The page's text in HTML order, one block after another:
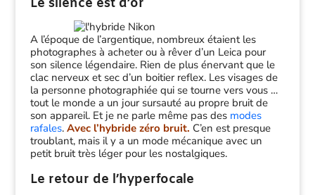
Le silence est d’or
A l’époque de l’argentique, nombreux étaient les
photographes à acheter ou à rêver d’un Leica pour
son silence légendaire. Rien de plus énervant que le
clac nerveux et sec d’un boitier reflex. Les visages de
la personne photographiée qui se tourne vers vous …
tout le monde a un jour sursauté au propre bruit de
son appareil. Et je ne parle même pas des modes
rafales. Avec l’hybride zéro bruit. C’en est presque
troublant, mais il y a un mode mécanique avec un
petit bruit très léger pour les nostalgiques.
Le retour de l’hyperfocale